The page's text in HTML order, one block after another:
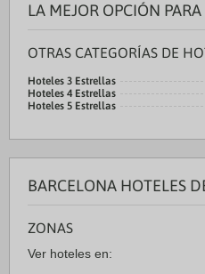
LA MEJOR OPCIÓN
OTRAS CATEGORÍAS DE
Hoteles 3 Estrellas
Hoteles 4 Estrellas
Hoteles 5 Estrellas
BARCELONA HOTELES
ZONAS
Ver hoteles en: